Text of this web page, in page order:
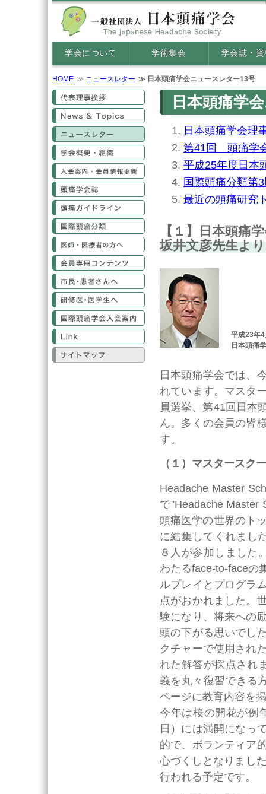
学会について 学術集会 学会誌・資
HOME ニュースレター
日本頭痛学会ニュースレター13号
代表理事挨拶
News&Topics
ニュースレター
学会概要・組織
入会案内・会員情報更新
頭痛学会誌
頭痛ガイドライン
国際頭痛分類
医師・医療従事者の方へ
市民・患者さんへ
研修医・医学生へ
国際頭痛学会入会案内
日本頭痛学
日本頭痛学会理
第41回 頭痛学
平成25年度日本
国際頭痛分類第
最近の頭痛研究
【１】日本頭痛
坂井文彦先生よ
平成23年4
日本頭痛
日本頭痛学会では、
れています。マスタ
員選挙、第41回日本
ん。多くの会員の皆
す。
（１）マスタースク
Headache Master
で”Headache
頭痛医学の世界のト
に結集してくれまし
８人が参加しました
わたるface-to-faceの
ルプレイとプログラ
点がおかれました。
験になり、将来への
頭の下がる思いでし
クチャーで使用され
れた解答が採点され
義を丸々復習できる
ページに教育内容を
今年は桜の開花が例
日）には満開になっ
的で、ボランティア
心づくしとなりまし
行われる予定です。